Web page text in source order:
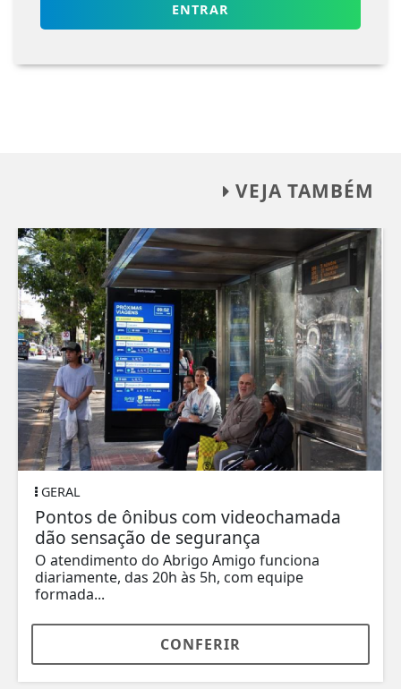
ENTRAR
VEJA TAMBÉM
GERAL
Pontos de ônibus com videochamada
dão sensação de segurança
O atendimento do Abrigo Amigo funciona
diariamente, das 20h às 5h, com equipe
formada...
CONFERIR